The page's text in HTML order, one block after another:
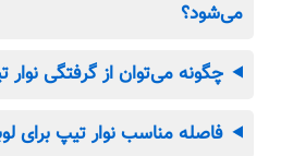
می‌شود؟
چگونه می‌توان از گرفتگی
فاصله مناسب نوار تیپ برای